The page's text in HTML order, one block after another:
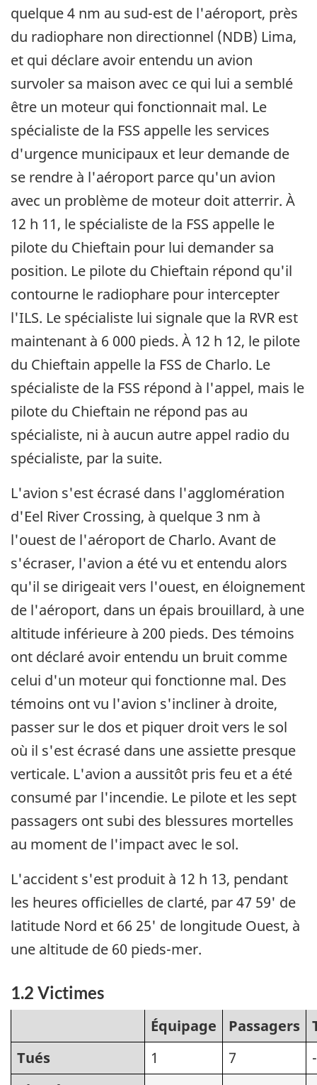
quelque 4 nm au sud-est de l'aéroport, près
du radiophare non directionnel (NDB) Lima,
et qui déclare avoir entendu un avion
survoler sa maison avec ce qui lui a semblé
être un moteur qui fonctionnait mal. Le
spécialiste de la FSS appelle les services
d'urgence municipaux et leur demande de
se rendre à l'aéroport parce qu'un avion
avec un problème de moteur doit atterrir. À
12 h 11, le spécialiste de la FSS appelle le
pilote du Chieftain pour lui demander sa
position. Le pilote du Chieftain répond qu'il
contourne le radiophare pour intercepter
l'ILS. Le spécialiste lui signale que la RVR est
maintenant à 6 000 pieds. À 12 h 12, le pilote
du Chieftain appelle la FSS de Charlo. Le
spécialiste de la FSS répond à l'appel, mais le
pilote du Chieftain ne répond pas au
spécialiste, ni à aucun autre appel radio du
spécialiste, par la suite.
L'avion s'est écrasé dans l'agglomération
d'Eel River Crossing, à quelque 3 nm à
l'ouest de l'aéroport de Charlo. Avant de
s'écraser, l'avion a été vu et entendu alors
qu'il se dirigeait vers l'ouest, en éloignement
de l'aéroport, dans un épais brouillard, à une
altitude inférieure à 200 pieds. Des témoins
ont déclaré avoir entendu un bruit comme
celui d'un moteur qui fonctionne mal. Des
témoins ont vu l'avion s'incliner à droite,
passer sur le dos et piquer droit vers le sol
où il s'est écrasé dans une assiette presque
verticale. L'avion a aussitôt pris feu et a été
consumé par l'incendie. Le pilote et les sept
passagers ont subi des blessures mortelles
au moment de l'impact avec le sol.
L'accident s'est produit à 12 h 13, pendant
les heures officielles de clarté, par 47 59' de
latitude Nord et 66 25' de longitude Ouest, à
une altitude de 60 pieds-mer.
1.2 Victimes
Équipage Passagers
Tués
1 7
-